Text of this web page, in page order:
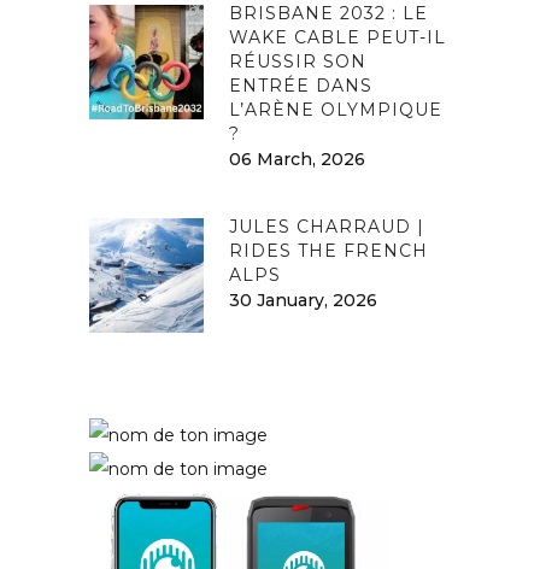
BRISBANE 2032 : LE
WAKE CABLE PEUT-IL
RÉUSSIR SON
ENTRÉE DANS
L’ARÈNE OLYMPIQUE
?
06 March, 2026
JULES CHARRAUD |
RIDES THE FRENCH
ALPS
30 January, 2026